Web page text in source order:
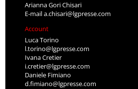
Arianna Gori Chisari
E-maila.chisari@lgpresse.com
Account
Luca Torino
l.torino@lgpresse.com
Ivana Cretier
i.cretier@lgpresse.com
Daniele Fimiano
d.fimiano@lgpresse.com